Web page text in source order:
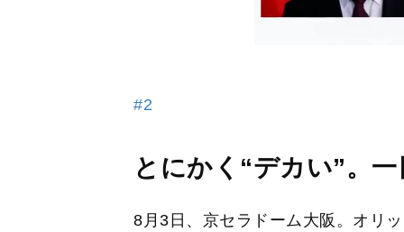
#2
とにかく“デカい”。
8月3日、京セラドーム大阪。オリ